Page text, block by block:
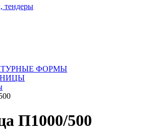
тендеры
ФОРМЫ
П1000/500